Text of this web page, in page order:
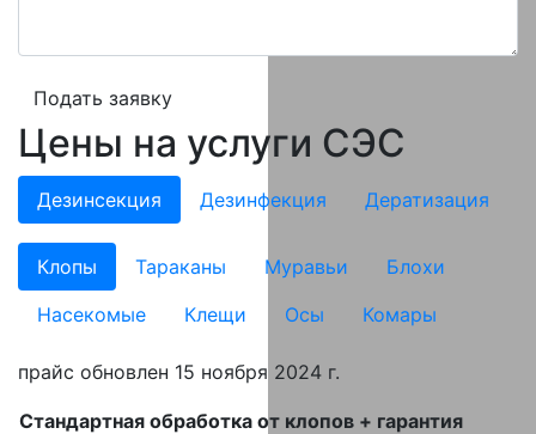
Подать заявку
Цены на услуги СЭС
Дезинсекция Дезинфекция Дератизация
Клопы Тараканы Муравьи
Блохи
Насекомые
Клещи Осы Комары
прайс обновлен 15 ноября 2024 г.
Стандартная обработка от клопов + гарантия